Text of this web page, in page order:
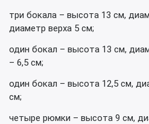
три бокала – высота 13 см,
диаметр верха 5 см;
один бокал – высота 13 см,
– 6,5 см;
один бокал – высота 12,5 см,
см;
четыре рюмки – высота 9 см,